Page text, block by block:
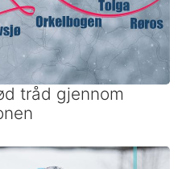
tråd gjennom